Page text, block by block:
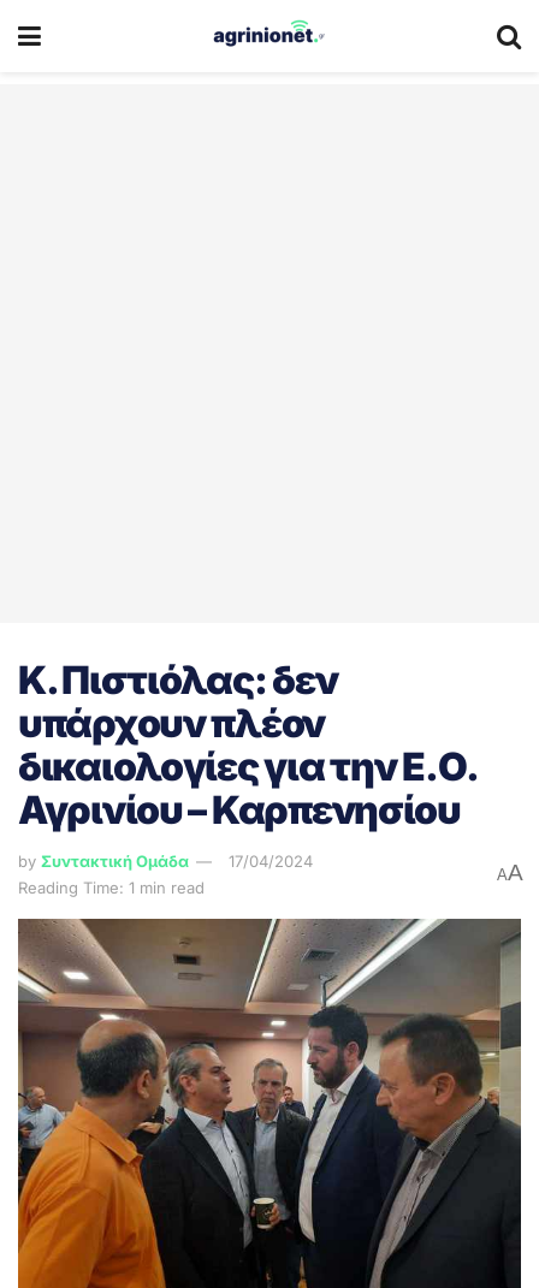
Κ. Πιστιόλας: δεν
υπάρχουν πλέον
δικαιολογίες για την Ε.Ο.
Αγρινίου – Καρπενησίου
by Συντακτική Ομάδα
17/04/2024
Reading Time: 1 min read
AA